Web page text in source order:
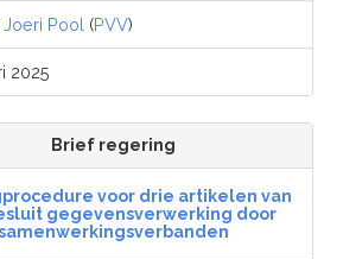
Joeri Pool (PVV)
2025
Brief regering
voor drie artikelen van
gegevensverwerking door